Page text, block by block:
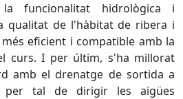
funcionalitat hidrològica i
qualitat de l'hàbitat de ribera i
eficient i compatible amb la
curs. I per últim, s'ha millorat
amb el drenatge de sortida a
per tal de dirigir les aigües